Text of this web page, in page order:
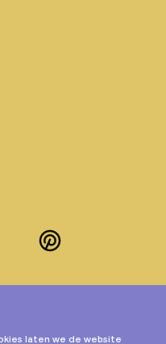
Pinterest